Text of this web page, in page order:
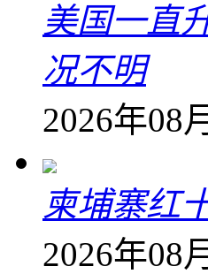
美国一直
况不明
2026年08
柬埔寨红
2026年08